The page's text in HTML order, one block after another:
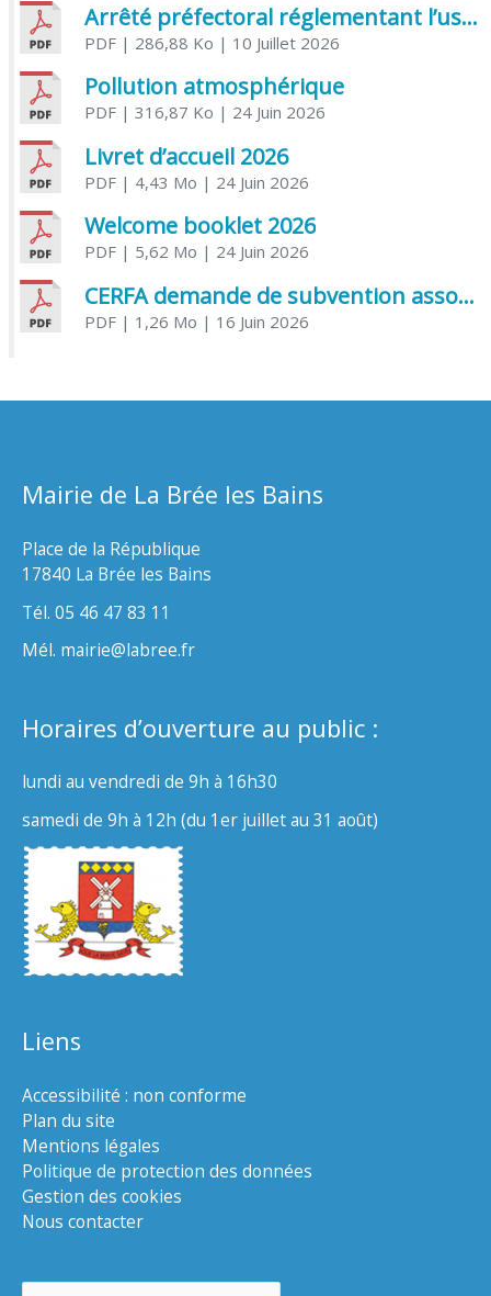
Arrêté préfectoral réglementant l’usage de l’eau
PDF| 286,88 Ko | 10 Juillet 2026
Pollution atmosphérique
PDF| 316,87 Ko | 24 Juin 2026
Livret d’accueil 2026
PDF| 4,43 Mo | 24 Juin 2026
Welcome booklet 2026
PDF| 5,62 Mo | 24 Juin 2026
CERFA demande de subvention association
PDF| 1,26 Mo | 16 Juin 2026
Mairie de La Brée les Bains
Place de la République
17840 La Brée les Bains
Tél. 05 46 47 83 11
Mél. mairie@labree.fr
Horaires d’ouverture au public :
lundi au vendredi de 9h à 16h30
samedi de 9h à 12h (du 1er juillet au 31 août)
Liens
Accessibilité : non conforme
Plan du site
Mentions légales
Politique de protection des données
Gestion des cookies
Nous contacter